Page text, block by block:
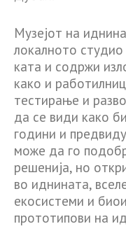
Музејот на
локалното студио
ката и содржи
како и
тестирање и
да се види како
години и
може да го
решенија, но
во иднината,
екосистеми и
прототипови на